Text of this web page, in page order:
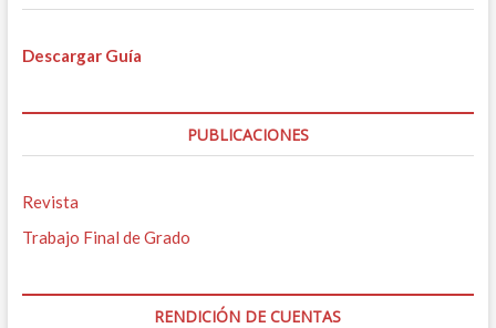
Descargar Guía
PUBLICACIONES
Revista
Trabajo Final de Grado
RENDICIÓN DE CUENTAS